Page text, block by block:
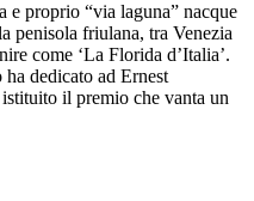
e proprio “via laguna” nacque
penisola friulana, tra Venezia
come ‘La Florida d’Italia’.
dedicato ad Ernest
il premio che vanta un